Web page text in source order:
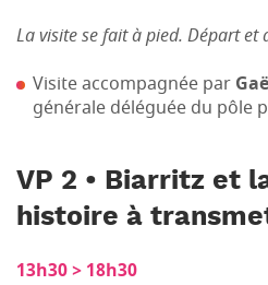
La visite se fait à pied. Départ et
Visite accompagnée par
générale déléguée du pôle
VP 2 • Biarritz et
histoire à
13h30 > 18h30